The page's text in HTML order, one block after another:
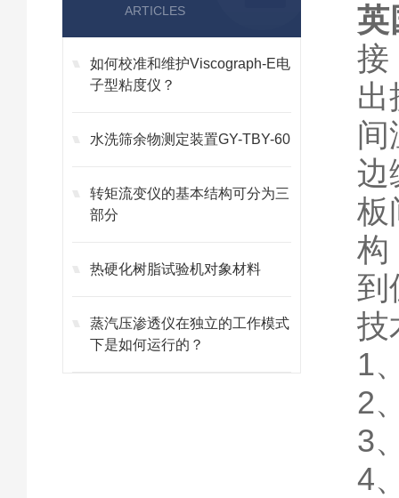
ARTICLES
如何校准和维护Viscograph-E电
子型粘度仪？
水洗筛余物测定装置GY-TBY-60
转矩流变仪的基本结构可分为三
部分
热硬化树脂试验机对象材料
蒸汽压渗透仪在独立的工作模式
下是如何运行的？
英
接
出
间
边
板
构
到
技
1
2
3
4